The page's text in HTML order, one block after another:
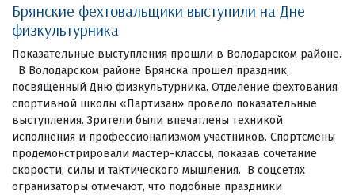
Брянские фехтовальщики выступили на Дне
физкультурника
Показательные выступления прошли в Володарском районе.
В Володарском районе Брянска прошел праздник,
посвященный Дню физкультурника. Отделение фехтования
спортивной школы «Партизан» провело показательные
выступления. Зрители были впечатлены техникой
исполнения и профессионализмом участников. Спортсмены
продемонстрировали мастер-классы, показав сочетание
скорости, силы и тактического мышления. В соцсетях
огранизаторы отмечают, что подобные праздники